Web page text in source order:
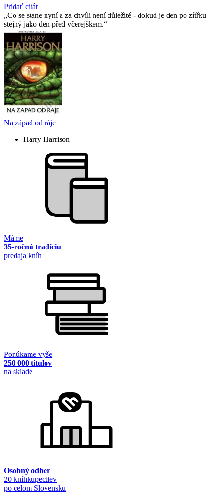
Pridať citát
Co se stane nyní a za chvíli není důležité - dokud je den po zítřku
stejný jako den před včerejškem.
Na západ od ráje
Harry Harrison
Máme
35-ročnú tradíciu
predaja kníh
Ponúkame vyše
250 000 titulov
na sklade
Osobný odber
20 kníhkupectiev
po celom Slovensku